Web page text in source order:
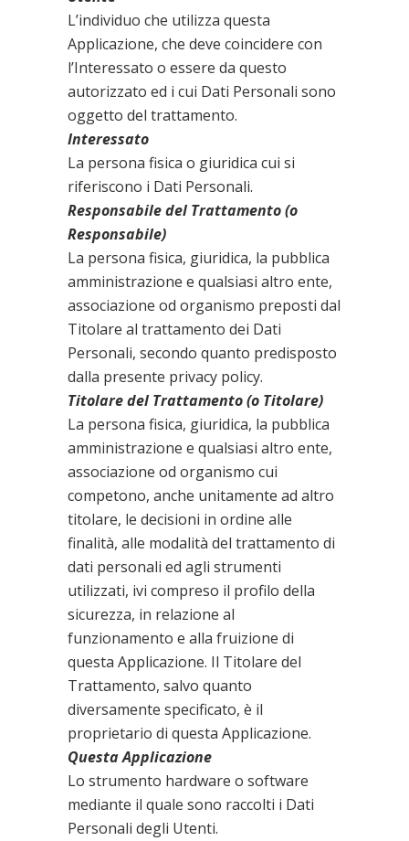
L’individuo che utilizza questa
Applicazione, che deve coincidere con
l’Interessato o essere da questo
autorizzato ed i cui Dati Personali sono
oggetto del trattamento.
Interessato
La persona fisica o giuridica cui si
riferiscono i Dati Personali.
Responsabile del Trattamento (o
Responsabile)
La persona fisica, giuridica, la pubblica
amministrazione e qualsiasi altro ente,
associazione od organismo preposti dal
Titolare al trattamento dei Dati
Personali, secondo quanto predisposto
dalla presente privacy policy.
Titolare del Trattamento (o Titolare)
La persona fisica, giuridica, la pubblica
amministrazione e qualsiasi altro ente,
associazione od organismo cui
competono, anche unitamente ad altro
titolare, le decisioni in ordine alle
finalità, alle modalità del trattamento di
dati personali ed agli strumenti
utilizzati, ivi compreso il profilo della
sicurezza, in relazione al
funzionamento e alla fruizione di
questa Applicazione. Il Titolare del
Trattamento, salvo quanto
diversamente specificato, è il
proprietario di questa Applicazione.
Questa Applicazione
Lo strumento hardware o software
mediante il quale sono raccolti i Dati
Personali degli Utenti.